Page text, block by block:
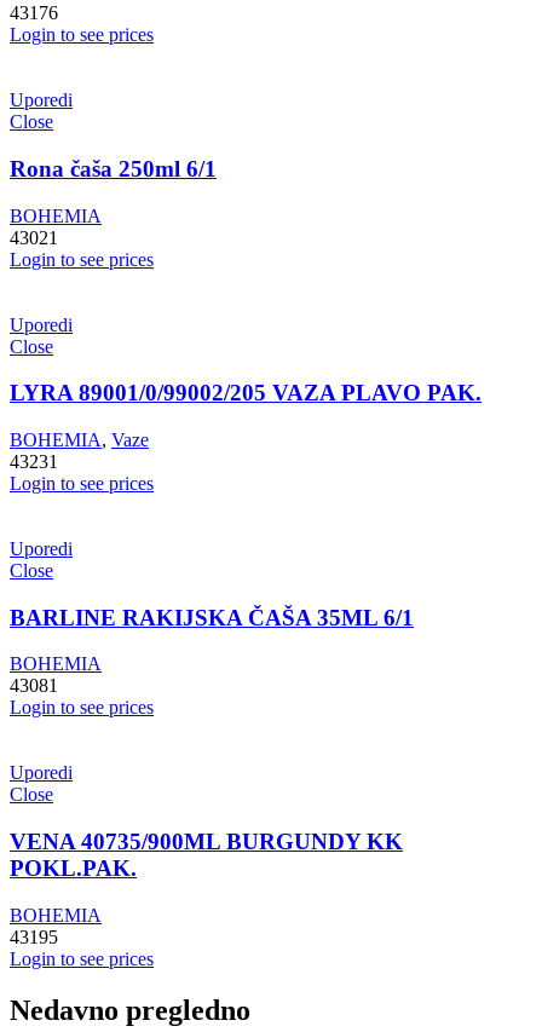
43176
Login to see prices
Uporedi
Close
Rona čaša 250ml 6/1
BOHEMIA
43021
Login to see prices
Uporedi
Close
LYRA 89001/0/99002/205 VAZA PLAVO PAK.
BOHEMIA, Vaze
43231
Login to see prices
Uporedi
Close
BARLINE RAKIJSKA ČAŠA 35ML 6/1
BOHEMIA
43081
Login to see prices
Uporedi
Close
VENA 40735/900ML BURGUNDY KK
POKL.PAK.
BOHEMIA
43195
Login to see prices
Nedavno pregledno